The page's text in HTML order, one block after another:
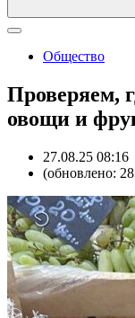
Общество
Проверяем,
овощи и
27.08.25 08:16
(обновлено: